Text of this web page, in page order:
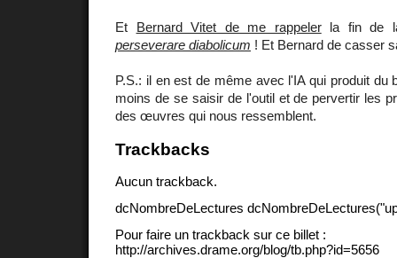
Et Bernard Vitet de me rappelerla fin de
perseverare diabolicum ! Et Bernard de casser
P.S.: il en est de même avec l'IA qui produit du
moins de se saisir de l'outil et de pervertir les
des œuvres qui nous ressemblent.
Trackbacks
Aucun trackback.
dcNombreDeLectures
Pour faire un trackback sur ce billet :
http://archives.drame.org/blog/tb.php?id=5656